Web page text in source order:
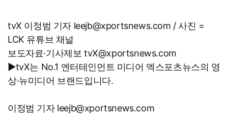
tvX 이정범 기자 leejb@xportsnews.com / 사진 =
LCK 유튜브 채널
보도자료·기사제보 tvX@xportsnews.com
▶tvX는 No.1 엔터테인먼트 미디어 엑스포츠뉴스의 영
상·뉴미디어 브랜드입니다.
이정범 기자 leejb@xportsnews.com